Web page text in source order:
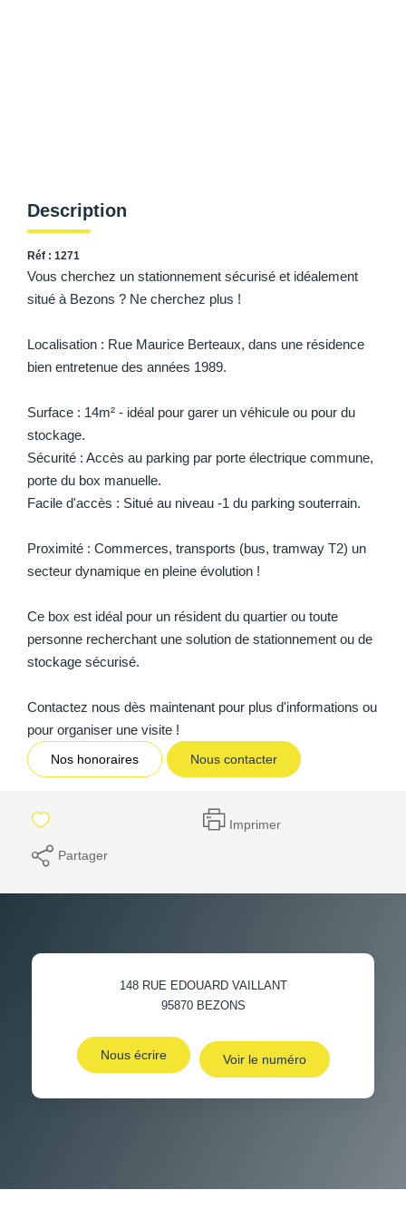
Description
Réf : 1271
Vous cherchez un stationnement sécurisé et idéalement
situé à Bezons ? Ne cherchez plus !
Localisation : Rue Maurice Berteaux, dans une résidence
bien entretenue des années 1989.
Surface : 14m² - idéal pour garer un véhicule ou pour du
stockage.
Sécurité : Accès au parking par porte électrique commune,
porte du box manuelle.
Facile d'accès : Situé au niveau -1 du parking souterrain.
Proximité : Commerces, transports (bus, tramway T2) un
secteur dynamique en pleine évolution !
Ce box est idéal pour un résident du quartier ou toute
personne recherchant une solution de stationnement ou de
stockage sécurisé.
Contactez nous dès maintenant pour plus d'informations ou
pour organiser une visite !
Nos honoraires Nous contacter
Imprimer
Partager
148 RUE EDOUARD VAILLANT
95870 BEZONS
Nous écrire Voir le numéro